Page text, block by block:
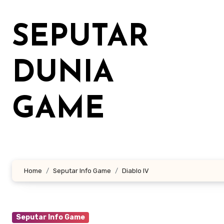
kontenSEPUTAR
DUNIA
GAME
Home Seputar Info Game Diablo IV
Seputar Info Game